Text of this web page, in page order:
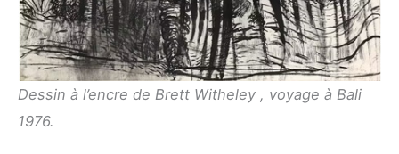
Dessin à l’encre de Brett Witheley , voyage à Bali
1976.